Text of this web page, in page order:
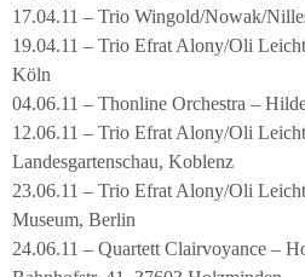
17.04.11 – Trio Wingold/Nowak/
19.04.11 – Trio Efrat Alony/Oli
Köln
04.06.11 – Thonline Orchestra –
12.06.11 – Trio Efrat Alony/Oli
Landesgartenschau, Koblenz
23.06.11 – Trio Efrat Alony/Oli
Museum, Berlin
24.06.11 – Quartett Clairvoyance –